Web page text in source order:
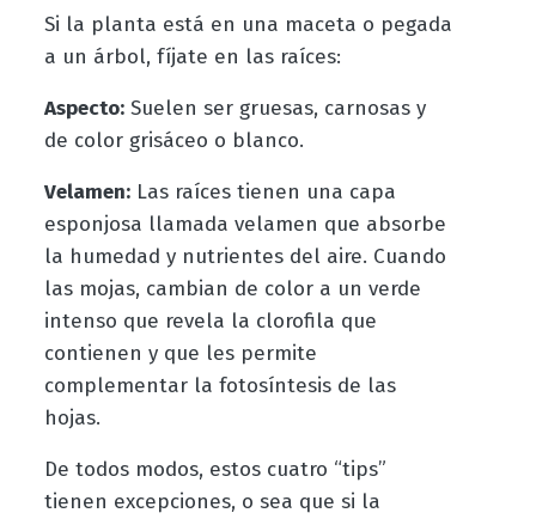
Si la planta está en una maceta o pegada
a un árbol, fíjate en las raíces:
Aspecto:Suelen ser gruesas, carnosas y
de color grisáceo o blanco.
Velamen:Las raíces tienen una capa
esponjosa llamada velamen que absorbe
la humedad y nutrientes del aire. Cuando
las mojas, cambian de color a un verde
intenso que revela la clorofila que
contienen y que les permite
complementar la fotosíntesis de las
hojas.
De todos modos, estos cuatro “tips”
tienen excepciones, o sea que si la